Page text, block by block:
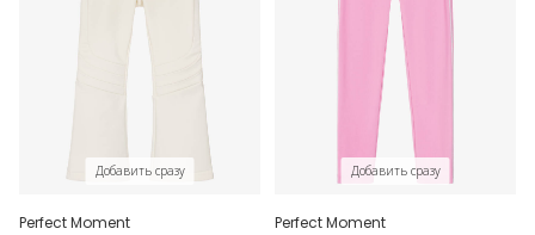
Добавить сразу
Perfect Moment
Добавить сразу
Perfect Moment